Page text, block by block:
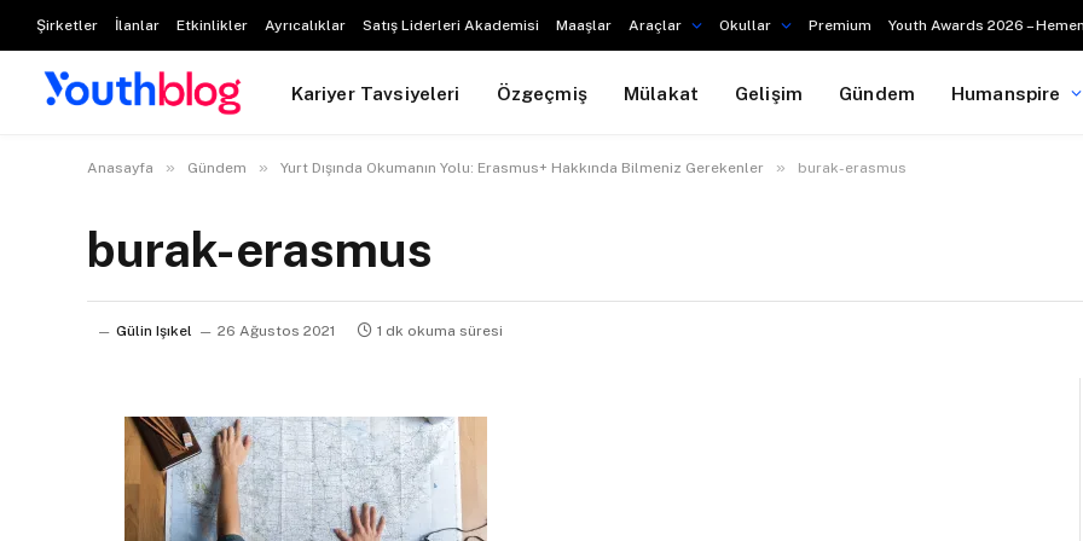
Şirketler İlanlar Etkinlikler Ayrıcalıklar Satış Liderleri Akademisi Maaşlar Araçlar Okullar Premium Youth Awards 2026 –
Kariyer Tavsiyeleri Özgeçmiş Mülakat Gelişim Gündem Humanspire
Anasayfa » Gündem » Yurt Dışında Okumanın Yolu: Erasmus+ Hakkında Bilmeniz Gerekenler » burak-erasmus
burak-erasmus
Gülin Işıkel 26 Ağustos 2021 1 dk okuma süresi